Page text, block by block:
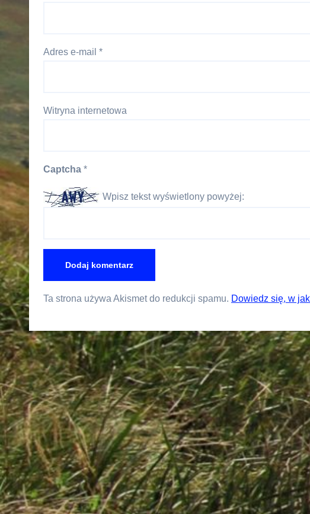
Adres e-mail *
Witryna internetowa
Captcha *
Wpisz tekst wyświetlony powyżej:
Ta strona używa Akismet do redukcji spamu. Dowiedz się, w